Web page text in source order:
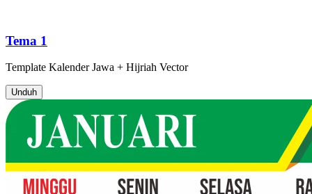
Tema 1
Template Kalender Jawa + Hijriah Vector
Unduh